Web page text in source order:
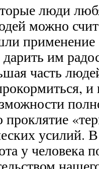
люди
можно
применение
им
часть
и
проклятие
усилий.
у человека